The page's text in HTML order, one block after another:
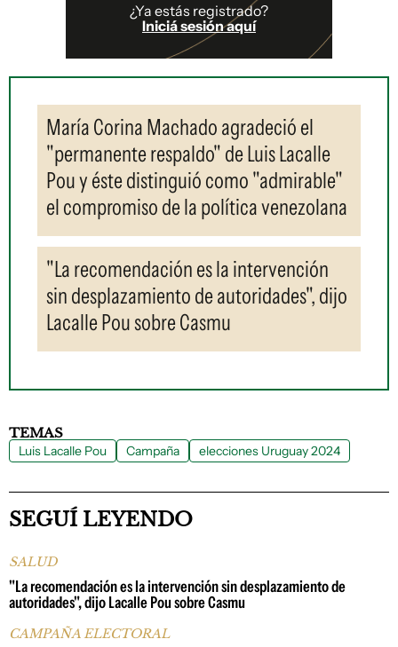
¿Ya estás registrado?
Iniciá sesión aquí
María Corina Machado agradeció el
"permanente respaldo" de Luis Lacalle
Pou y éste distinguió como "admirable"
el compromiso de la política venezolana
"La recomendación es la intervención
sin desplazamiento de autoridades", dijo
Lacalle Pou sobre Casmu
TEMAS
Luis Lacalle Pou Campaña elecciones Uruguay 2024
SEGUÍ LEYENDO
SALUD
"La recomendación es la intervención sin desplazamiento de
autoridades", dijo Lacalle Pou sobre Casmu
CAMPAÑA ELECTORAL